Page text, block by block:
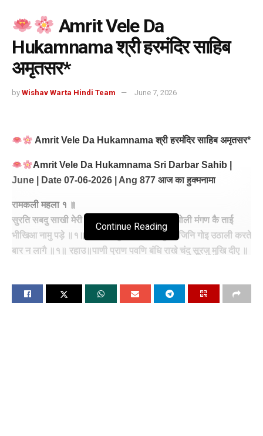
Amrit Vele Da
Hukamnama श्री हरमंदिर साहिब
अमृतसर*
by Wishav Warta Hindi Team June 7, 2026
Amrit Vele Da Hukamnamaश्री हरमंदिर साहिब अमृतसर*
Amrit Vele Da Hukamnama Sri Darbar Sahib |
June | Date 07-06-2026 | Ang 877 आज का हुक्मनामा
रामकली महला १ ॥
सुरति सबदु साखी मेरी सिंङी बाजै लोकु सुणे ॥ पतु झोली मंगण कै ताई
भीखिआ नामु पड़े ॥१॥बाबा गोरखु जागै ॥ गोरखु सो जिनि गोइ उठाली करते
बार न लागै ॥१॥ रहाउ॥पाणी प्राण पवणि बंधि राखे चंदु सूरजु मुखि दीए ॥
३॥कागदु लूणु रहै घ्रित संगे पाणी कमलु रहै ॥ ऐसे भगत मिलहि जन नानक
Continue Reading